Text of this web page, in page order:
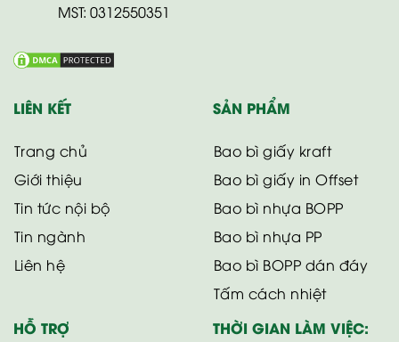
MST: 0312550351
LIÊN KẾT
Trang chủ
Giới thiệu
Tin tức nội bộ
Tin ngành
Liên hệ
SẢN PHẨM
Bao bì giấy kraft
Bao bì giấy in Offset
Bao bì nhựa BOPP
Bao bì nhựa PP
Bao bì BOPP dán đáy
Tấm cách nhiệt
HỖ TRỢ THỜI GIAN LÀM VIỆC: